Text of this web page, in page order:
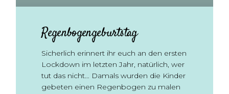
Regenbogengeburtstag
Sicherlich erinnert ihr euch an den ersten
Lockdown im letzten Jahr, natürlich, wer
tut das nicht… Damals wurden die Kinder
gebeten einen Regenbogen zu malen